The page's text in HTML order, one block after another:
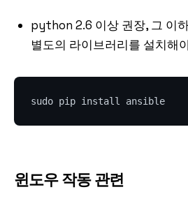
python 2.6 이상 권장, 그 이
별도의 라이브러리를 설치해
윈도우 작동 관련